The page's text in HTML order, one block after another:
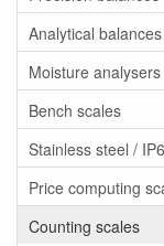
Analytical balances
Moisture analysers
Bench scales
Stainless steel /
Price computing
Counting scales